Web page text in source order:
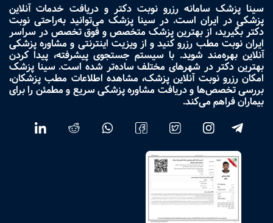
سینا پزشک سامانه رزرو نوبت دکتر و دریافت خدمات آنلاین
پزشکی در ایران است. در سینا پزشک می‌توانید به‌راحتی نوبت
دکتر بگیرید، از بهترین پزشک متخصص و فوق تخصص در سراسر
ایران نوبت مطب رزرو کنید و از ویزیت اینترنتی و مشاوره پزشکی
آنلاین بهره‌مند شوید. با سیستم جستجوی پیشرفته، پیدا کردن
بهترین دکتر در شهرهای مختلف ساده‌تر شده است. سینا پزشک
امکان رزرو نوبت آنلاین پزشک، مشاهده اطلاعات مطب پزشکان،
بررسی تخصص‌ها و دریافت مشاوره پزشکی سریع و مطمئن را برای
بیماران فراهم می‌کند.